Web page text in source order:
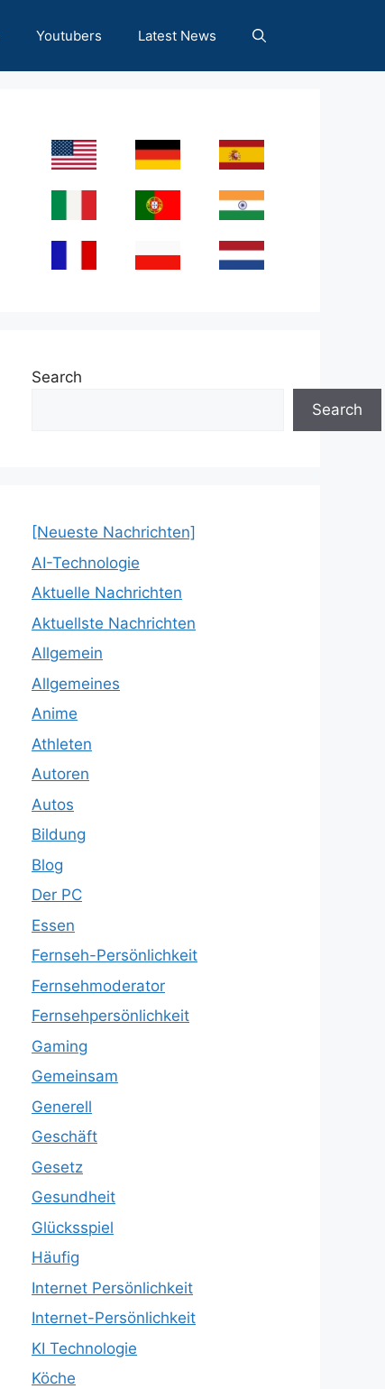
Youtubers Latest News
Search
Search
[Neueste Nachrichten]
AI-Technologie
Aktuelle Nachrichten
Aktuellste Nachrichten
Allgemein
Allgemeines
Anime
Athleten
Autoren
Autos
Bildung
Blog
Der PC
Essen
Fernseh-Persönlichkeit
Fernsehmoderator
Fernsehpersönlichkeit
Gaming
Gemeinsam
Generell
Geschäft
Gesetz
Gesundheit
Glücksspiel
Häufig
Internet Persönlichkeit
Internet-Persönlichkeit
KI Technologie
Köche